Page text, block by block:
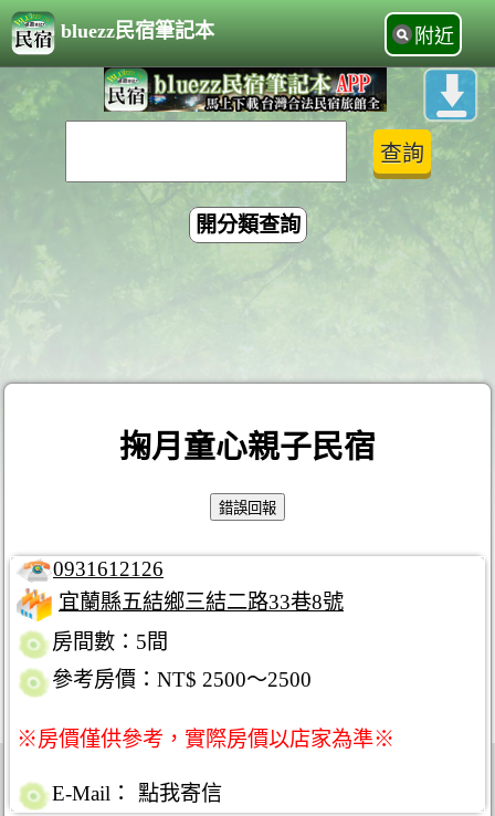
bluezz民宿筆記本 附近
開分類查詢
掬月童心親子民宿
0931612126
宜蘭縣五結鄉三結二路33巷8號
房間數：5間
參考房價：NT$ 2500～2500
※房價僅供參考，實際房價以店家為準※
E-Mail： 點我寄信